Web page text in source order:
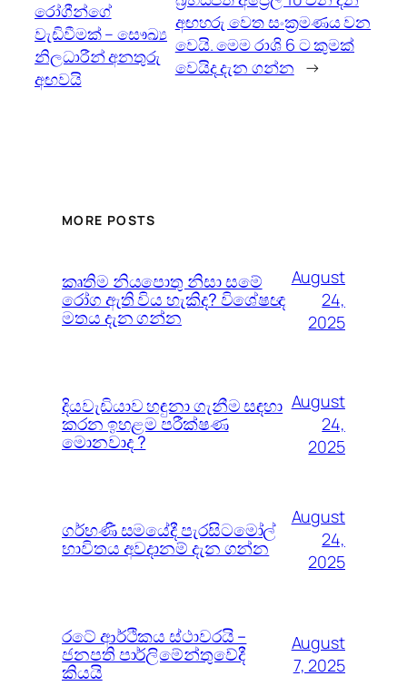
රෝගීන්ගේ
වැඩිවීමක් – සෞඛ්‍ය
නිලධාරීන් අනතුරු
අඟවයි
අඟහරු වෙත සංක්‍රමණය වන
වෙයි. මෙම රාශි 6 ට කුමක්
වෙයිද දැන ගන්න →
MORE POSTS
කෘතිම නියපොතු නිසා සමේ
රෝග ඇති විය හැකිද? විශේෂඥ
මතය දැන ගන්න
August
24,
2025
දියවැඩියාව හඳුනා ගැනීම සඳහා
කරන ඉහළම පරීක්ෂණ
මොනවාද ?
August
24,
2025
ගර්භණී සමයේදී පැරසිටමෝල්
භාවිතය අවදානම් දැන ගන්න
August
24,
2025
රටේ ආර්ථිකය ස්ථාවරයි –
ජනපති පාර්ලිමේන්තුවේදී
කියයි
August
7, 2025